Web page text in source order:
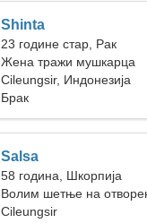
Shinta
23 године стар, Рак
Жена тражи мушкарца
Cileungsir, Индонезија
Брак
Salsa
58 година, Шкорпија
Волим шетње на
Cileungsir